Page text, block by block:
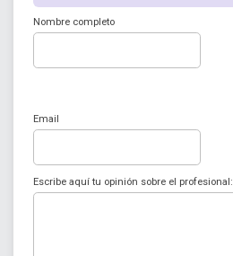
Nombre completo
Email
Escribe aquí tu opinión sobre el profesional: